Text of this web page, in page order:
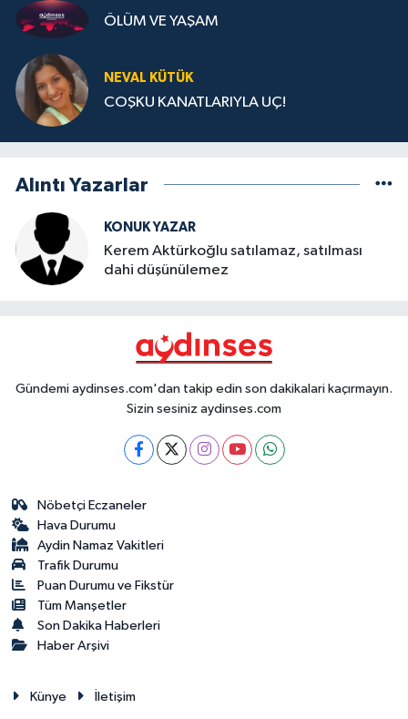
ÖLÜM VE YAŞAM
NEVAL KÜTÜK
COŞKU KANATLARIYLA UÇ!
Alıntı Yazarlar
KONUK YAZAR
Kerem Aktürkoğlu satılamaz, satılması
dahi düşünülemez
Gündemi aydinses.com'dan takip edin son dakikalari kaçırmayın.
Sizin sesiniz aydinses.com
Nöbetçi Eczaneler
Hava Durumu
Aydin Namaz Vakitleri
Trafik Durumu
Puan Durumu ve Fikstür
Tüm Manşetler
Son Dakika Haberleri
Haber Arşivi
Künye İletişim